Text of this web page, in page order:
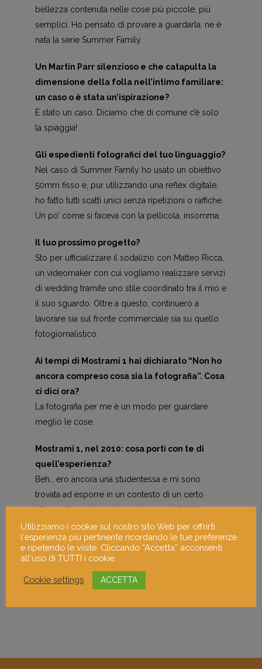
bellezza contenuta nelle cose più piccole, più
semplici. Ho pensato di provare a guardarla, ne è
nata la serie Summer Family.
Un Martin Parr silenzioso e che catapulta la
dimensione della folla nell’intimo familiare:
un caso o è stata un’ispirazione?
È stato un caso. Diciamo che di comune c’è solo
la spiaggia!
Gli espedienti fotografici del tuo linguaggio?
Nel caso di Summer Family ho usato un obiettivo
50mm fisso e, pur utilizzando una reflex digitale,
ho fatto tutti scatti unici senza ripetizioni o raffiche.
Un po’ come si faceva con la pellicola, insomma.
Il tuo prossimo progetto?
Sto per ufficializzare il sodalizio con Matteo Ricca,
un videomaker con cui vogliamo realizzare servizi
di wedding tramite uno stile coordinato tra il mio e
il suo sguardo. Oltre a questo, continuerò a
lavorare sia sul fronte commerciale sia su quello
fotogiornalistico.
Ai tempi di Mostrami 1 hai dichiarato “Non ho
ancora compreso cosa sia la fotografia”. Cosa
ci dici ora?
La fotografia per me è un modo per guardare
meglio le cose.
Mostrami 1, nel 2010: cosa porti con te di
quell’esperienza?
Beh… ero ancora una studentessa e mi sono
trovata ad esporre in un contesto di un certo
rilievo ottenendo anche una buona visibilità.
Mostrami in 3 parole
Passione, simpatia, colore
Utilizziamo i cookie sul nostro sito Web per offrirti
l'esperienza più pertinente ricordando le tue preferenze
e ripetendo le visite. Cliccando “Accetta” acconsenti
all'uso di TUTTI i cookie.
Cookie settings ACCETTA